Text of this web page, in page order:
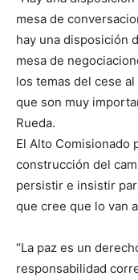
mesa de
hay una disposición
mesa de
los temas del cese
que son muy
Rueda.
El Alto Comisionado
construcción del
persistir e insistir
que cree que lo van
“La paz es un
responsabilidad